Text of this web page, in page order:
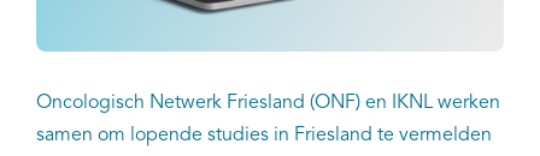
Oncologisch Netwerk Friesland (ONF) en IKNL werken
samen om lopende studies in Friesland te vermelden